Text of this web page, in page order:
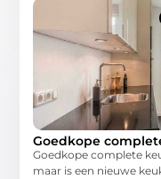
Goedkope
Goedkope complete
maar is een nieuwe